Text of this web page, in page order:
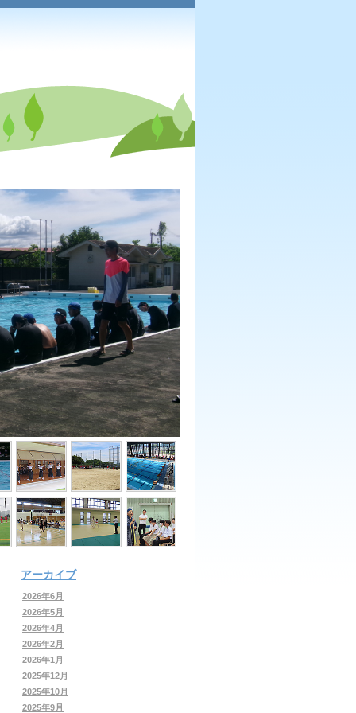
アーカイブ
2026年6月
2026年5月
2026年4月
2026年2月
2026年1月
2025年12月
2025年10月
2025年9月